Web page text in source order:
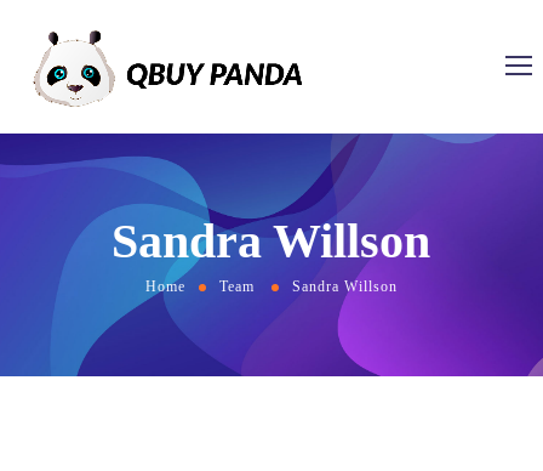
Sandra Willson
Home Team Sandra Willson